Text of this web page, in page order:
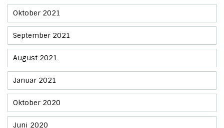
Oktober 2021
September 2021
August 2021
Januar 2021
Oktober 2020
Juni 2020